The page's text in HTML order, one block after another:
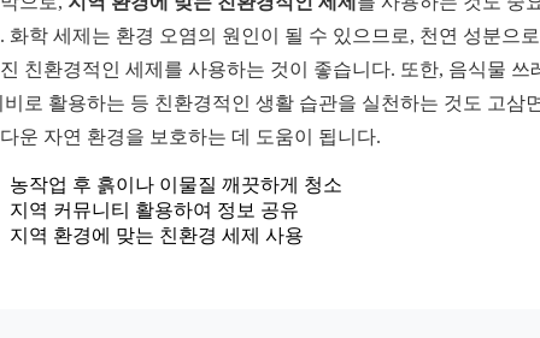
화학 세제는 환경 오염의 원인이 될 수 있으므로, 천연 성분으
친환경적인 세제를 사용하는 것이 좋습니다. 또한, 음식물 쓰
비로 활용하는 등 친환경적인 생활 습관을 실천하는 것도 고삼
운 자연 환경을 보호하는 데 도움이 됩니다.
농작업 후 흙이나 이물질 깨끗하게 청소
지역 커뮤니티 활용하여 정보 공유
지역 환경에 맞는 친환경 세제 사용